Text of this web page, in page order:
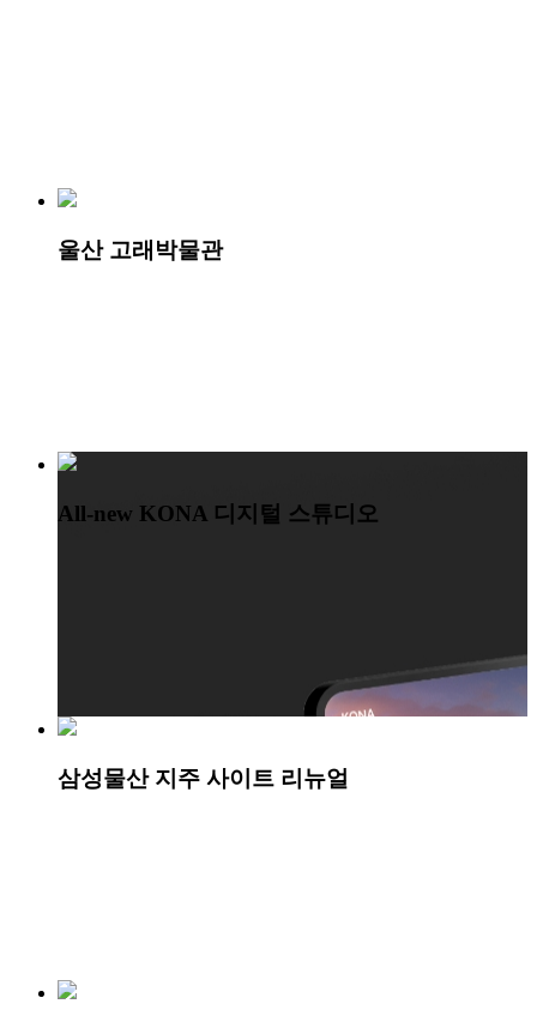
울산 고래박물관
All-new KONA 디지털 스튜디오
삼성물산 지주 사이트 리뉴얼